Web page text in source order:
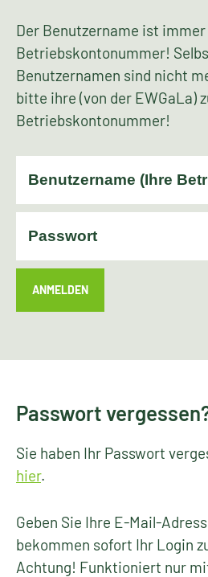
Der Benutzername ist
Betriebskontonummer!
Benutzernamen sind nicht
bitte ihre (von der EWGaLa)
Betriebskontonummer!
ANMELDEN
Passwort
Sie haben Ihr Passwort
hier.
Geben Sie Ihre E-Mail-
bekommen sofort Ihr Login
Achtung! Funktioniert nur